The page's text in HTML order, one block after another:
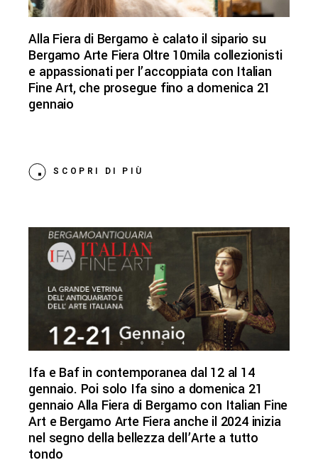
Alla Fiera di Bergamo è calato il sipario su
Bergamo Arte Fiera Oltre 10mila collezionisti
e appassionati per l’accoppiata con Italian
Fine Art, che prosegue fino a domenica 21
gennaio
SCOPRI DI PIÙ
Ifa e Baf in contemporanea dal 12 al 14
gennaio. Poi solo Ifa sino a domenica 21
gennaio Alla Fiera di Bergamo con Italian Fine
Art e Bergamo Arte Fiera anche il 2024 inizia
nel segno della bellezza dell’Arte a tutto
tondo